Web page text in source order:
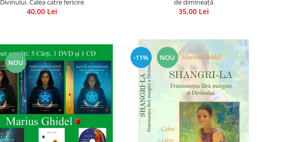
Divinului. Calea catre fericire
40,00 Lei
de dimineață
35,00 Lei
NOU
-11% NOU